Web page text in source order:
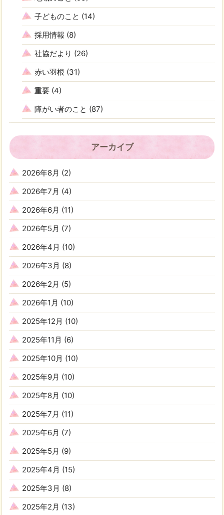
子どものこと (14)
採用情報 (8)
社協だより (26)
赤い羽根 (31)
重要 (4)
障がい者のこと (87)
アーカイブ
2026年8月 (2)
2026年7月 (4)
2026年6月 (11)
2026年5月 (7)
2026年4月 (10)
2026年3月 (8)
2026年2月 (5)
2026年1月 (10)
2025年12月 (10)
2025年11月 (6)
2025年10月 (10)
2025年9月 (10)
2025年8月 (10)
2025年7月 (11)
2025年6月 (7)
2025年5月 (9)
2025年4月 (15)
2025年3月 (8)
2025年2月 (13)